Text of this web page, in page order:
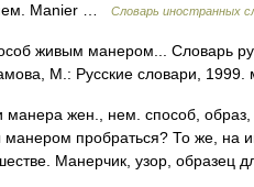
Manier … Словарь иностранных
живым манером... Словарь
М.: Русские словари,
жен., нем. способ, образ,
пробраться? То же, на
Манерчик, узор, образец